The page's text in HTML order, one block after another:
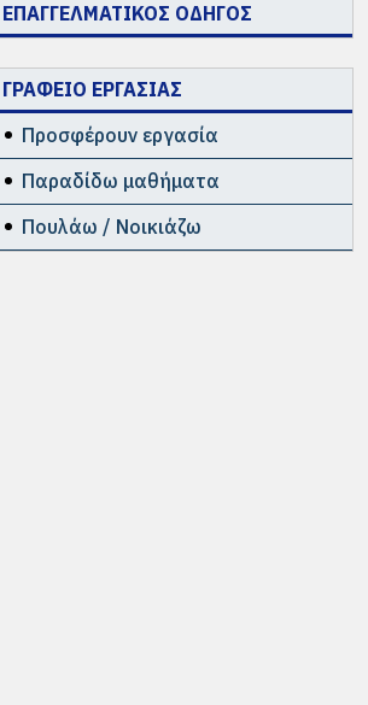
ΕΠΑΓΓΕΛΜΑΤΙΚΟΣ ΟΔΗΓΟΣ
ΓΡΑΦΕΙΟ ΕΡΓΑΣΙΑΣ
Προσφέρουν εργασία
Παραδίδω μαθήματα
Πουλάω / Νοικιάζω